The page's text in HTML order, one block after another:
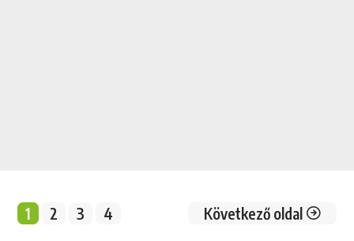
1 2 3 4 Következő oldal